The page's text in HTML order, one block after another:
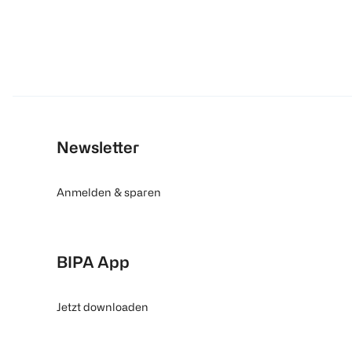
Newsletter
Anmelden & sparen
BIPA App
Jetzt downloaden